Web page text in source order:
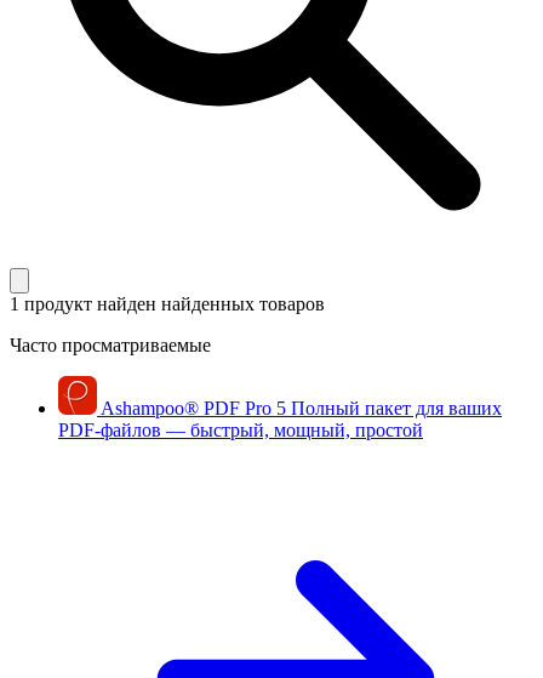
1 продукт найден найденных товаров
Часто просматриваемые
Ashampoo® PDF Pro 5 Полный пакет для ваших
PDF-файлов — быстрый, мощный, простой